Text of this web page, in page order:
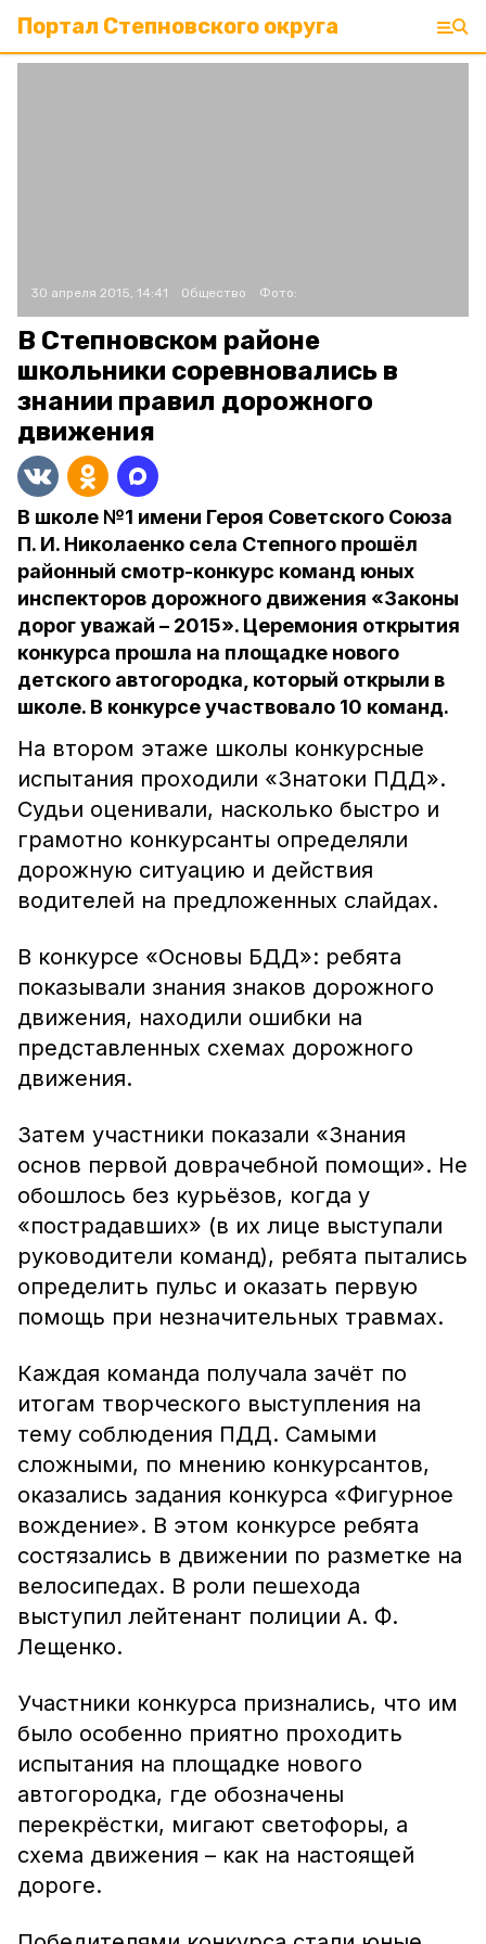
Портал Степновского округа
30 апреля 2015, 14:41 Общество Фото:
В Степновском районе
школьники соревновались в
знании правил дорожного
движения
В школе №1 имени Героя Советского Союза
П. И. Николаенко села Степного прошёл
районный смотр-конкурс команд юных
инспекторов дорожного движения «Законы
дорог уважай – 2015». Церемония открытия
конкурса прошла на площадке нового
детского автогородка, который открыли в
школе. В конкурсе участвовало 10 команд.
На втором этаже школы конкурсные
испытания проходили «Знатоки ПДД».
Судьи оценивали, насколько быстро и
грамотно конкурсанты определяли
дорожную ситуацию и действия
водителей на предложенных слайдах.
В конкурсе «Основы БДД»: ребята
показывали знания знаков дорожного
движения, находили ошибки на
представленных схемах дорожного
движения.
Затем участники показали «Знания
основ первой доврачебной помощи». Не
обошлось без курьёзов, когда у
«пострадавших» (в их лице выступали
руководители команд), ребята пытались
определить пульс и оказать первую
помощь при незначительных травмах.
Каждая команда получала зачёт по
итогам творческого выступления на
тему соблюдения ПДД. Самыми
сложными, по мнению конкурсантов,
оказались задания конкурса «Фигурное
вождение». В этом конкурсе ребята
состязались в движении по разметке на
велосипедах. В роли пешехода
выступил лейтенант полиции А. Ф.
Лещенко.
Участники конкурса признались, что им
было особенно приятно проходить
испытания на площадке нового
автогородка, где обозначены
перекрёстки, мигают светофоры, а
схема движения – как на настоящей
дороге.